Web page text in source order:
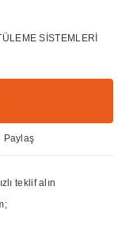
SİSTEMLERİ
Paylaş
teklif alın